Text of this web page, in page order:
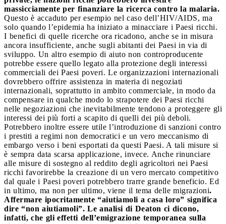
massicciamente per finanziare la ricerca contro la malaria.
Questo è accaduto per esempio nel caso dell’HIV/AIDS, ma
solo quando l’epidemia ha iniziato a minacciare i Paesi ricchi.
I benefici di quelle ricerche ora ricadono, anche se in misura
ancora insufficiente, anche sugli abitanti dei Paesi in via di
sviluppo. Un altro esempio di aiuto non controproducente
potrebbe essere quello legato alla protezione degli interessi
commerciali dei Paesi poveri. Le organizzazioni internazionali
dovrebbero offrire assistenza in materia di negoziati
internazionali, soprattutto in ambito commerciale, in modo da
compensare in qualche modo lo strapotere dei Paesi ricchi
nelle negoziazioni che inevitabilmente tendono a proteggere gli
interessi dei più forti a scapito di quelli dei più deboli.
Potrebbero inoltre essere utile l’introduzione di sanzioni contro
i prestiti a regimi non democratici e un vero meccanismo di
embargo verso i beni esportati da questi Paesi. A tali misure si
è sempra data scarsa applicazione, invece. Anche rinunciare
alle misure di sostegno al reddito degli agricoltori nei Paesi
ricchi favorirebbe la creazione di un vero mercato competitivo
dal quale i Paesi poveri potrebbero trarre grande beneficio. Ed
in ultimo, ma non per ultimo, viene il tema delle migrazioni.
Affermare ipocritamente “aiutiamoli a casa loro” significa
dire “non aiutiamoli”. Le analisi di Deaton ci dicono,
infatti, che gli effetti dell’emigrazione temporanea sulla